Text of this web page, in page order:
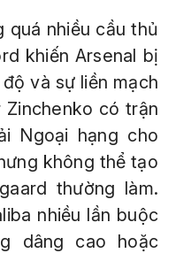
quá nhiều cầu thủ
khiến Arsenal bị
và sự liền mạch
có trận
Ngoại hạng cho
không thể tạo
thường làm.
nhiều lần buộc
dâng cao hoặc